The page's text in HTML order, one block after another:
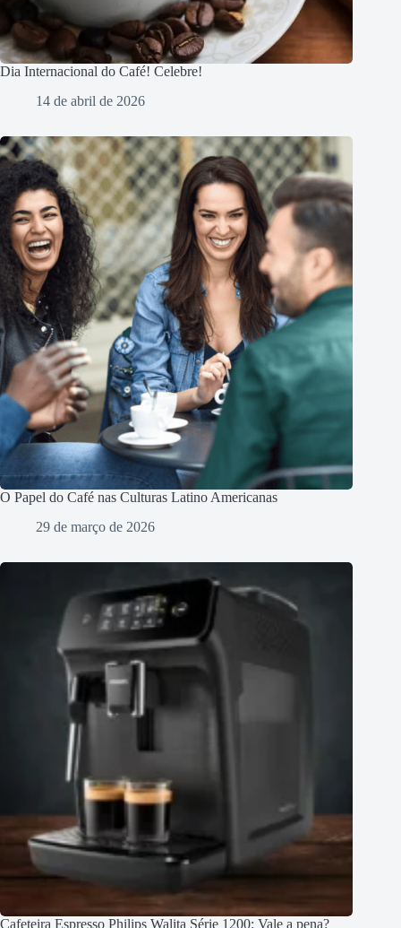
Dia Internacional do Café! Celebre!
14 de abril de 2026
O Papel do Café nas Culturas Latino Americanas
29 de março de 2026
Cafeteira Espresso Philips Walita Série 1200: Vale a pena?